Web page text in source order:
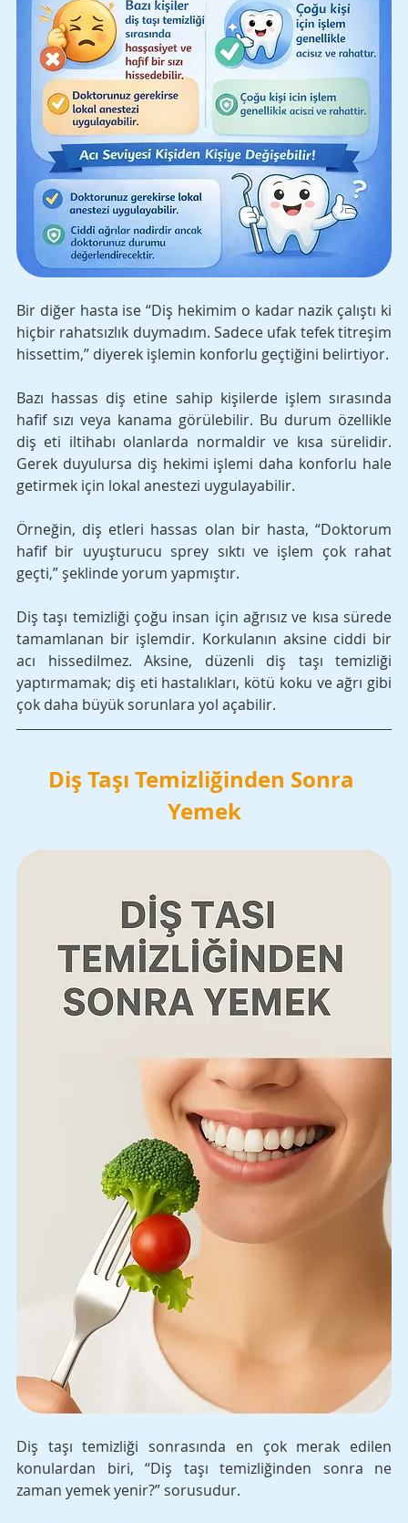
Bir diğer hasta ise “Diş hekimim o kadar nazik çalıştı ki
hiçbir rahatsızlık duymadım. Sadece ufak tefek titreşim
hissettim,” diyerek işlemin konforlu geçtiğini belirtiyor.
Bazı hassas diş etine sahip kişilerde işlem sırasında
hafif sızı veya kanama görülebilir. Bu durum özellikle
diş eti iltihabı olanlarda normaldir ve kısa sürelidir.
Gerek duyulursa diş hekimi işlemi daha konforlu hale
getirmek için lokal anestezi uygulayabilir.
Örneğin, diş etleri hassas olan bir hasta, “Doktorum
hafif bir uyuşturucu sprey sıktı ve işlem çok rahat
geçti,” şeklinde yorum yapmıştır.
Diş taşı temizliği çoğu insan için ağrısız ve kısa sürede
tamamlanan bir işlemdir. Korkulanın aksine ciddi bir
acı hissedilmez. Aksine, düzenli diş taşı temizliği
yaptırmamak; diş eti hastalıkları, kötü koku ve ağrı gibi
çok daha büyük sorunlara yol açabilir.
Diş Taşı Temizliğinden Sonra
Yemek
Diş taşı temizliği sonrasında en çok merak edilen
konulardan biri, “Diş taşı temizliğinden sonra ne
zaman yemek yenir?” sorusudur.